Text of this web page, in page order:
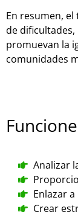
En resumen,
de
promuevan la
comunidades
Analizar
Enlazar
Crear